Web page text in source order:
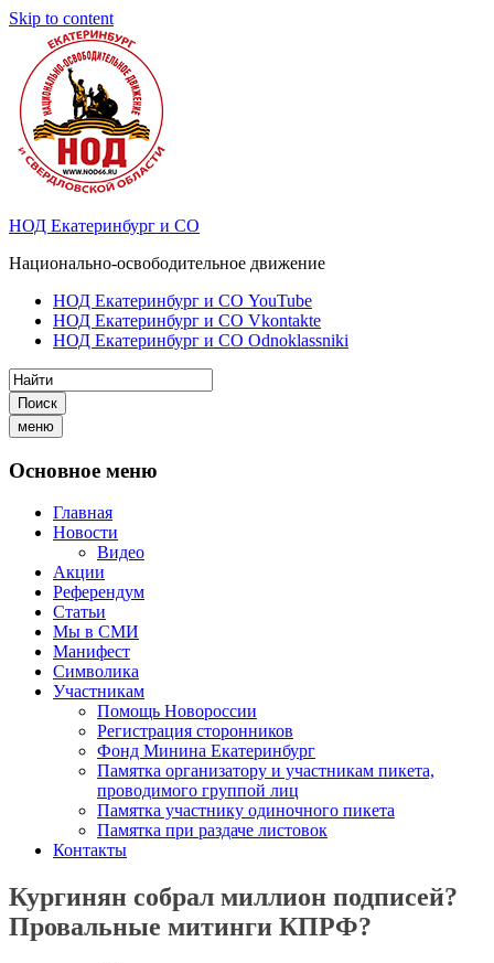
Skip to content
НОД Екатеринбург и СО
Национально-освободительное движение
НОД Екатеринбург и СО YouTube
НОД Екатеринбург и СО Vkontakte
НОД Екатеринбург и СО Odnoklassniki
Поиск
меню
Основное меню
Главная
Новости
Видео
Акции
Референдум
Статьи
Мы в СМИ
Манифест
Символика
Участникам
Помощь Новороссии
Регистрация сторонников
Фонд Минина Екатеринбург
Памятка организатору и участникам пикета,
проводимого группой лиц
Памятка участнику одиночного пикета
Памятка при раздаче листовок
Контакты
Кургинян cобрал миллион подписей?
Провальные митинги КПРФ?